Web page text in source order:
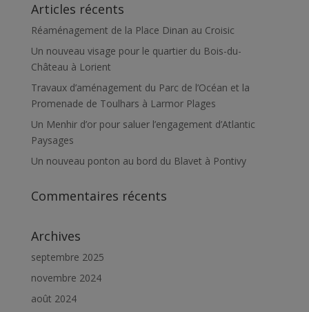
Articles récents
Réaménagement de la Place Dinan au Croisic
Un nouveau visage pour le quartier du Bois-du-
Château à Lorient
Travaux d’aménagement du Parc de l’Océan et la
Promenade de Toulhars à Larmor Plages
Un Menhir d’or pour saluer l’engagement d’Atlantic
Paysages
Un nouveau ponton au bord du Blavet à Pontivy
Commentaires récents
Archives
septembre 2025
novembre 2024
août 2024